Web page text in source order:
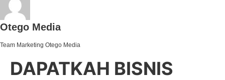
Otego Media
Team Marketing Otego Media
DAPATKAH BISNIS